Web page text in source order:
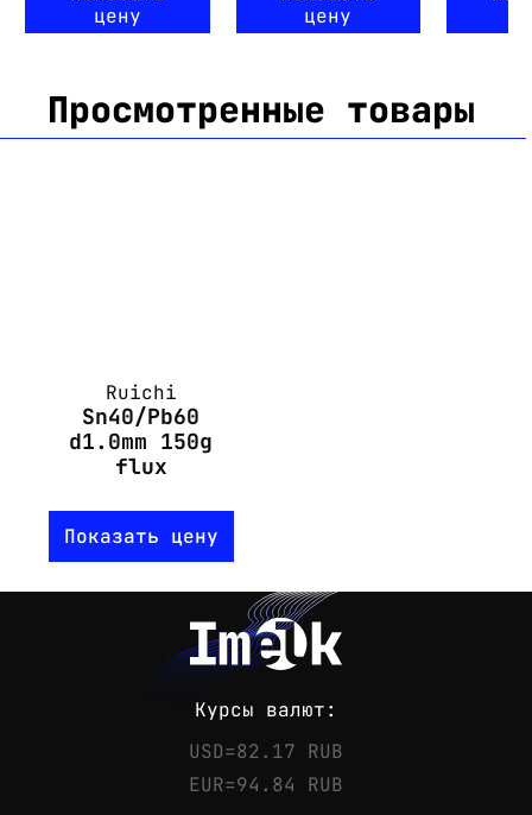
цену
цену
Просмотренные товары
Ruichi
Sn40/Pb60
d1.0mm 150g
flux
Показать цену
Курсы валют:
USD=82.17 RUB
EUR=94.84 RUB